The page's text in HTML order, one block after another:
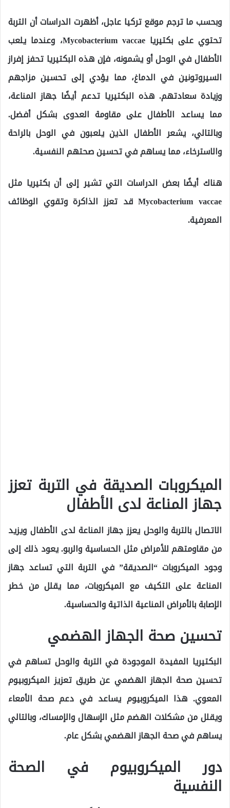
وبحسب ما ترجم موقع تركيا عاجل، أظهرت الدراسات أن التربة
تحتوي على بكتيريا Mycobacterium vaccae، وعندما يلعب
الأطفال في الوحل أو يشمونه، فإن هذه البكتيريا تحفز إفراز
السيروتونين في الدماغ، مما يؤدي إلى تحسين مزاجهم
وزيادة سعادتهم. هذه البكتيريا تدعم أيضًا جهاز المناعة،
مما يساعد الأطفال على مقاومة العدوى بشكل أفضل.
وبالتالي، يشعر الأطفال الذين يلعبون في الوحل بالراحة
والاسترخاء، مما يساهم في تحسين صحتهم النفسية.
هناك أيضًا بعض الدراسات التي تشير إلى أن بكتيريا مثل
Mycobacterium vaccae قد تعزز الذاكرة وتقوي الوظائف
المعرفية.
الميكروبات الصديقة في التربة تعزز
جهاز المناعة لدى الأطفال
الاتصال بالتربة والوحل يعزز جهاز المناعة لدى الأطفال ويزيد
من مقاومتهم للأمراض مثل الحساسية والربو. يعود ذلك إلى
وجود الميكروبات “الصديقة” في التربة التي تساعد جهاز
المناعة على التكيف مع الميكروبات، مما يقلل من خطر
الإصابة بالأمراض المناعية الذاتية والحساسية.
تحسين صحة الجهاز الهضمي
البكتيريا المفيدة الموجودة في التربة والوحل تساهم في
تحسين صحة الجهاز الهضمي عن طريق تعزيز الميكروبيوم
المعوي. هذا الميكروبيوم يساعد في دعم صحة الأمعاء
ويقلل من مشكلات الهضم مثل الإسهال والإمساك، وبالتالي
يساهم في صحة الجهاز الهضمي بشكل عام.
دور الميكروبيوم في الصحة
النفسية